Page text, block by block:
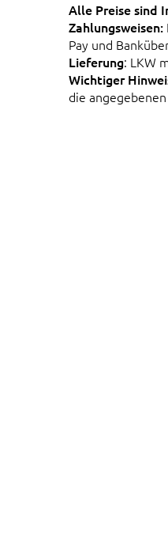
Alle Preise sind
Zahlungsweisen:
Pay und
Lieferung: LKW
Wichtiger
die